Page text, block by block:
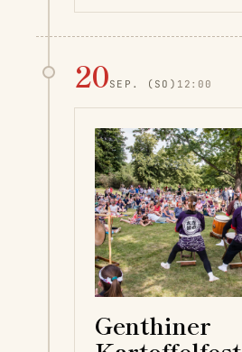
20SEP. (SO) 12:00
Genthiner